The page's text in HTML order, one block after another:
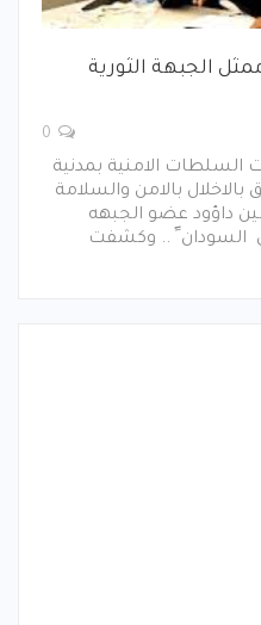
الجبهة الثورية
السلطات الامنية بمدنية
بالاخلال بالامن والسلامة
داؤود عضو الجبهه
السودان ََََ .. وكشفت